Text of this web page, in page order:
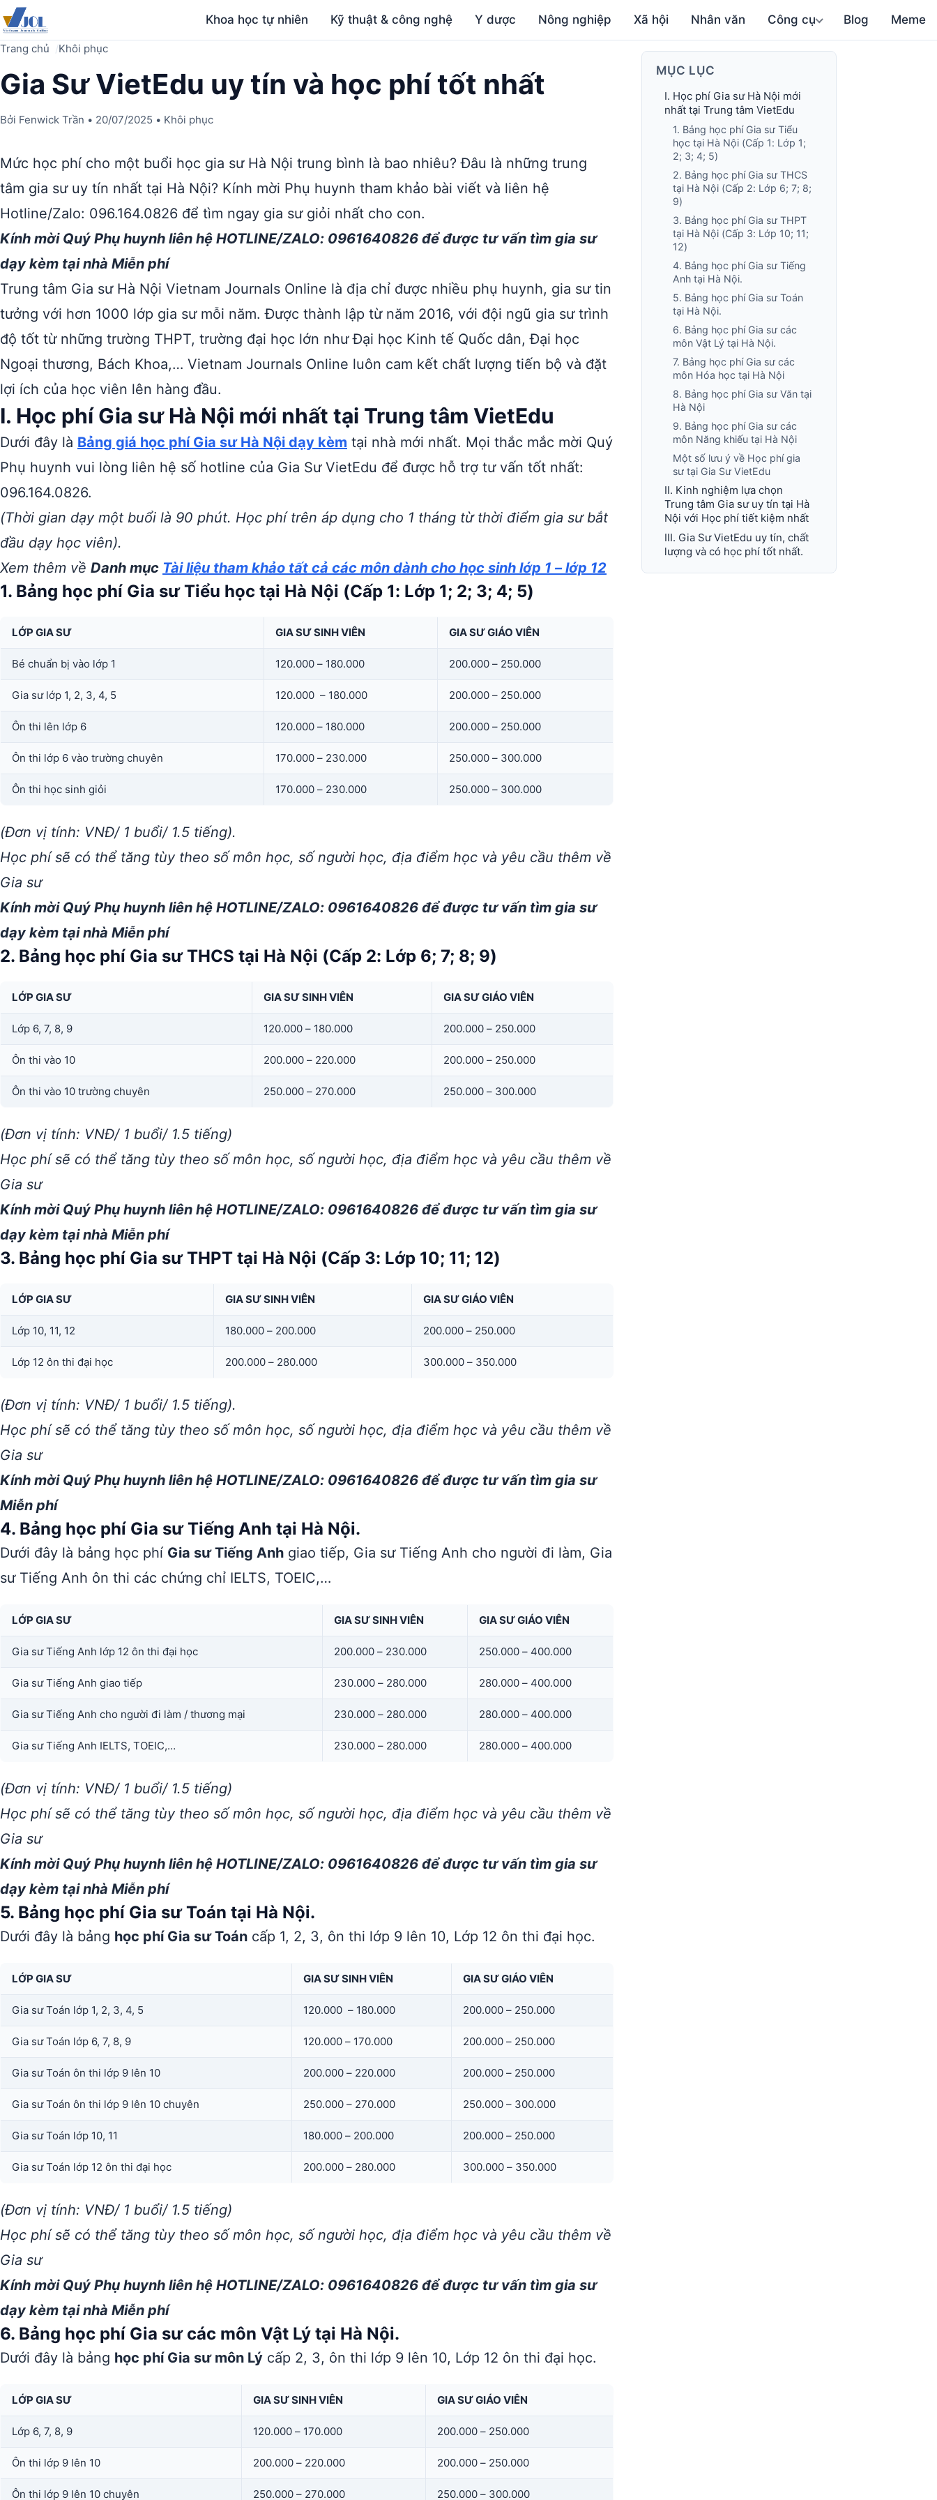
Khoa học tự nhiên Kỹ thuật & công nghệ Y dược Nông nghiệp Xã hội Nhân văn Công cụ Blog Meme
Trang chủ Khôi phục
Gia Sư VietEdu uy tín và học phí tốt nhất
Bởi Fenwick Trần • 20/07/2025 • Khôi phục
Mức học phí cho một buổi học gia sư Hà Nội trung bình là bao nhiêu? Đâu là những trung
tâm gia sư uy tín nhất tại Hà Nội? Kính mời Phụ huynh tham khảo bài viết và liên hệ
Hotline/Zalo: 096.164.0826 để tìm ngay gia sư giỏi nhất cho con.
Kính mời Quý Phụ huynh liên hệ HOTLINE/ZALO: 0961640826 để được tư vấn tìm gia sư
dạy kèm tại nhà Miễn phí
Trung tâm Gia sư Hà Nội Vietnam Journals Online là địa chỉ được nhiều phụ huynh, gia sư tin
tưởng với hơn 1000 lớp gia sư mỗi năm. Được thành lập từ năm 2016, với đội ngũ gia sư trình
độ tốt từ những trường THPT, trường đại học lớn như Đại học Kinh tế Quốc dân, Đại học
Ngoại thương, Bách Khoa,… Vietnam Journals Online luôn cam kết chất lượng tiến bộ và đặt
lợi ích của học viên lên hàng đầu.
I. Học phí Gia sư Hà Nội mới nhất tại Trung tâm VietEdu
Dưới đây là Bảng giá học phí Gia sư Hà Nội dạy kèm tại nhà mới nhất. Mọi thắc mắc mời Quý
Phụ huynh vui lòng liên hệ số hotline của Gia Sư VietEdu để được hỗ trợ tư vấn tốt nhất:
096.164.0826.
(Thời gian dạy một buổi là 90 phút. Học phí trên áp dụng cho 1 tháng từ thời điểm gia sư bắt
đầu dạy học viên).
Xem thêm về Danh mục Tài liệu tham khảo tất cả các môn dành cho học sinh lớp 1 – lớp 12
1. Bảng học phí Gia sư Tiểu học tại Hà Nội (Cấp 1: Lớp 1; 2; 3; 4; 5)
LỚP GIA SƯ GIA SƯ SINH VIÊN GIA SƯ GIÁO VIÊN
Bé chuẩn bị vào lớp 1 120.000 – 180.000 200.000 – 250.000
Gia sư lớp 1, 2, 3, 4, 5 120.000 – 180.000 200.000 – 250.000
Ôn thi lên lớp 6 120.000 – 180.000 200.000 – 250.000
Ôn thi lớp 6 vào trường chuyên 170.000 – 230.000 250.000 – 300.000
Ôn thi học sinh giỏi 170.000 – 230.000 250.000 – 300.000
(Đơn vị tính: VNĐ/ 1 buổi/ 1.5 tiếng).
Học phí sẽ có thể tăng tùy theo số môn học, số người học, địa điểm học và yêu cầu thêm về
Gia sư
Kính mời Quý Phụ huynh liên hệ HOTLINE/ZALO: 0961640826 để được tư vấn tìm gia sư
dạy kèm tại nhà Miễn phí
2. Bảng học phí Gia sư THCS tại Hà Nội (Cấp 2: Lớp 6; 7; 8; 9)
LỚP GIA SƯ GIA SƯ SINH VIÊN GIA SƯ GIÁO VIÊN
Lớp 6, 7, 8, 9 120.000 – 180.000 200.000 – 250.000
Ôn thi vào 10 200.000 – 220.000 200.000 – 250.000
Ôn thi vào 10 trường chuyên 250.000 – 270.000 250.000 – 300.000
(Đơn vị tính: VNĐ/ 1 buổi/ 1.5 tiếng)
Học phí sẽ có thể tăng tùy theo số môn học, số người học, địa điểm học và yêu cầu thêm về
Gia sư
Kính mời Quý Phụ huynh liên hệ HOTLINE/ZALO: 0961640826 để được tư vấn tìm gia sư
dạy kèm tại nhà Miễn phí
3. Bảng học phí Gia sư THPT tại Hà Nội (Cấp 3: Lớp 10; 11; 12)
LỚP GIA SƯ GIA SƯ SINH VIÊN GIA SƯ GIÁO VIÊN
Lớp 10, 11, 12 180.000 – 200.000 200.000 – 250.000
Lớp 12 ôn thi đại học 200.000 – 280.000 300.000 – 350.000
(Đơn vị tính: VNĐ/ 1 buổi/ 1.5 tiếng).
Học phí sẽ có thể tăng tùy theo số môn học, số người học, địa điểm học và yêu cầu thêm về
Gia sư
Kính mời Quý Phụ huynh liên hệ HOTLINE/ZALO: 0961640826 để được tư vấn tìm gia sư
Miễn phí
4. Bảng học phí Gia sư Tiếng Anh tại Hà Nội.
Dưới đây là bảng học phí Gia sư Tiếng Anh giao tiếp, Gia sư Tiếng Anh cho người đi làm, Gia
sư Tiếng Anh ôn thi các chứng chỉ IELTS, TOEIC,…
LỚP GIA SƯ GIA SƯ SINH VIÊN GIA SƯ GIÁO VIÊN
Gia sư Tiếng Anh lớp 12 ôn thi đại học 200.000 – 230.000 250.000 – 400.000
Gia sư Tiếng Anh giao tiếp 230.000 – 280.000 280.000 – 400.000
Gia sư Tiếng Anh cho người đi làm / thương mại 230.000 – 280.000 280.000 – 400.000
Gia sư Tiếng Anh IELTS, TOEIC,… 230.000 – 280.000 280.000 – 400.000
(Đơn vị tính: VNĐ/ 1 buổi/ 1.5 tiếng)
Học phí sẽ có thể tăng tùy theo số môn học, số người học, địa điểm học và yêu cầu thêm về
Gia sư
Kính mời Quý Phụ huynh liên hệ HOTLINE/ZALO: 0961640826 để được tư vấn tìm gia sư
dạy kèm tại nhà Miễn phí
5. Bảng học phí Gia sư Toán tại Hà Nội.
Dưới đây là bảng học phí Gia sư Toán cấp 1, 2, 3, ôn thi lớp 9 lên 10, Lớp 12 ôn thi đại học.
LỚP GIA SƯ GIA SƯ SINH VIÊN GIA SƯ GIÁO VIÊN
Gia sư Toán lớp 1, 2, 3, 4, 5 120.000 – 180.000 200.000 – 250.000
Gia sư Toán lớp 6, 7, 8, 9 120.000 – 170.000 200.000 – 250.000
Gia sư Toán ôn thi lớp 9 lên 10 200.000 – 220.000 200.000 – 250.000
Gia sư Toán ôn thi lớp 9 lên 10 chuyên 250.000 – 270.000 250.000 – 300.000
Gia sư Toán lớp 10, 11 180.000 – 200.000 200.000 – 250.000
Gia sư Toán lớp 12 ôn thi đại học 200.000 – 280.000 300.000 – 350.000
(Đơn vị tính: VNĐ/ 1 buổi/ 1.5 tiếng)
Học phí sẽ có thể tăng tùy theo số môn học, số người học, địa điểm học và yêu cầu thêm về
Gia sư
Kính mời Quý Phụ huynh liên hệ HOTLINE/ZALO: 0961640826 để được tư vấn tìm gia sư
dạy kèm tại nhà Miễn phí
6. Bảng học phí Gia sư các môn Vật Lý tại Hà Nội.
Dưới đây là bảng học phí Gia sư môn Lý cấp 2, 3, ôn thi lớp 9 lên 10, Lớp 12 ôn thi đại học.
LỚP GIA SƯ GIA SƯ SINH VIÊN GIA SƯ GIÁO VIÊN
Lớp 6, 7, 8, 9 120.000 – 170.000 200.000 – 250.000
Ôn thi lớp 9 lên 10 200.000 – 220.000 200.000 – 250.000
Ôn thi lớp 9 lên 10 chuyên 250.000 – 270.000 250.000 – 300.000
MỤC LỤC
I. Học phí Gia sư Hà Nội mới
nhất tại Trung tâm VietEdu
1. Bảng học phí Gia sư Tiểu
học tại Hà Nội (Cấp 1: Lớp 1;
2; 3; 4; 5)
2. Bảng học phí Gia sư THCS
tại Hà Nội (Cấp 2: Lớp 6; 7; 8;
9)
3. Bảng học phí Gia sư THPT
tại Hà Nội (Cấp 3: Lớp 10; 11;
12)
4. Bảng học phí Gia sư Tiếng
Anh tại Hà Nội.
5. Bảng học phí Gia sư Toán
tại Hà Nội.
6. Bảng học phí Gia sư các
môn Vật Lý tại Hà Nội.
7. Bảng học phí Gia sư các
môn Hóa học tại Hà Nội
8. Bảng học phí Gia sư Văn tại
Hà Nội
9. Bảng học phí Gia sư các
môn Năng khiếu tại Hà Nội
Một số lưu ý về Học phí gia
sư tại Gia Sư VietEdu
II. Kinh nghiệm lựa chọn
Trung tâm Gia sư uy tín tại Hà
Nội với Học phí tiết kiệm nhất
III. Gia Sư VietEdu uy tín, chất
lượng và có học phí tốt nhất.